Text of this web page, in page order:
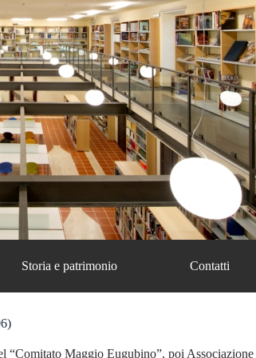
Storia e patrimonio Contatti
“Comitato Maggio Eugubino”, poi